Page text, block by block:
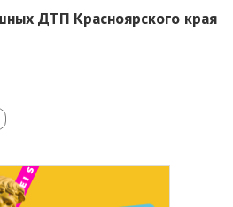
ДТП Красноярского края